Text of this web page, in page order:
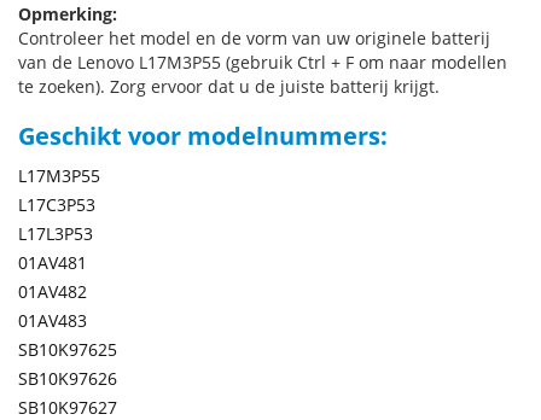
Opmerking:
Controleer het model en de vorm van uw originele batterij
van de Lenovo L17M3P55 (gebruik Ctrl + F om naar modellen
te zoeken). Zorg ervoor dat u de juiste batterij krijgt.
Geschikt voor modelnummers:
L17M3P55
L17C3P53
L17L3P53
01AV481
01AV482
01AV483
SB10K97625
SB10K97626
SB10K97627